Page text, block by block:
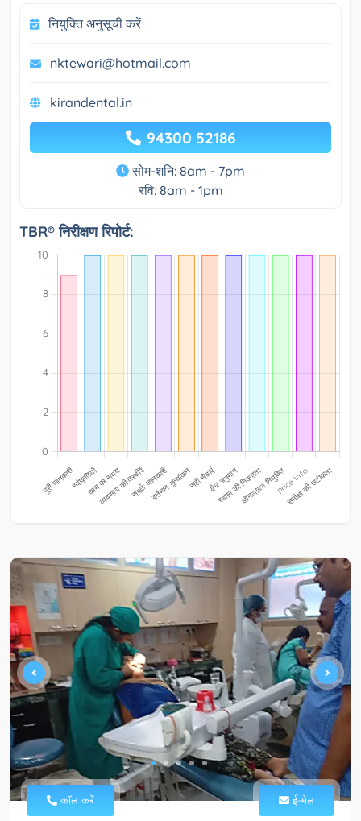
नियुक्ति अनुसूची करें
nktewari@hotmail.com
kirandental.in
94300 52186
सोम-शनि: 8am - 7pm
रवि: 8am - 1pm
TBR® निरीक्षण रिपोर्ट:
कॉल करें ई-मेल